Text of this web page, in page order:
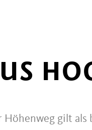
Höhenweg gilt